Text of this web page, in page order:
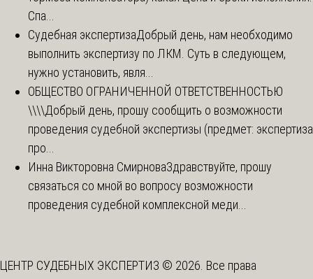
Спа...
Судебная экспертизаДобрый день, нам необходимо
выполнить экспертизу по ЛКМ. Суть в следующем,
нужно установить, явля...
ОБЩЕСТВО ОГРАНИЧЕННОЙ ОТВЕТСТВЕННОСТЬЮ
\\\\Добрый день, прошу сообщить о возможности
проведения судебной экспертизы (предмет: экспертиза
про...
Инна Викторовна СмирноваЗдравствуйте, прошу
связаться со мной во вопросу возможности
проведения судебной комплексной меди...
ЦЕНТР СУДЕБНЫХ ЭКСПЕРТИЗ © 2026. Все права